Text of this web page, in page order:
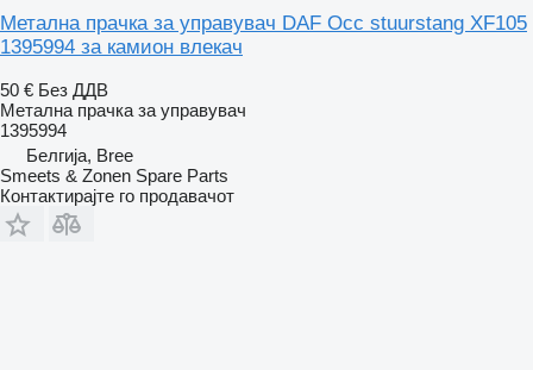
Метална прачка за управувач DAF Occ stuurstang XF105
1395994 за камион влекач
50 € Без ДДВ
Метална прачка за управувач
1395994
Белгија, Bree
Smeets & Zonen Spare Parts
Контактирајте го продавачот